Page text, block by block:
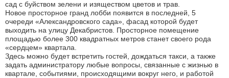
сад с буйством зелени и изяществом цветов и трав.
Новое просторное гранд лобби появится в последней, 5
очереди «Александровского сада», фасад которой будет
выходить на улицу Декабристов. Просторное помещение
площадью более 300 квадратных метров станет своего рода
«сердцем» квартала.
Здесь можно будет встретить гостей, дождаться такси, а также
задать администратору любые вопросы, связанные с жизнью в
квартале, событиями, происходящими вокруг него, и работой